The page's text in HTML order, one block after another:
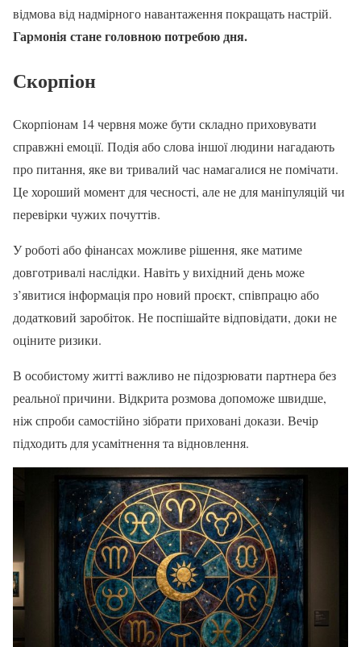
відмова від надмірного навантаження покращать настрій.
Гармонія стане головною потребою дня.
Скорпіон
Скорпіонам 14 червня може бути складно приховувати
справжні емоції. Подія або слова іншої людини нагадають
про питання, яке ви тривалий час намагалися не помічати.
Це хороший момент для чесності, але не для маніпуляцій чи
перевірки чужих почуттів.
У роботі або фінансах можливе рішення, яке матиме
довготривалі наслідки. Навіть у вихідний день може
з’явитися інформація про новий проєкт, співпрацю або
додатковий заробіток. Не поспішайте відповідати, доки не
оціните ризики.
В особистому житті важливо не підозрювати партнера без
реальної причини. Відкрита розмова допоможе швидше,
ніж спроби самостійно зібрати приховані докази. Вечір
підходить для усамітнення та відновлення.